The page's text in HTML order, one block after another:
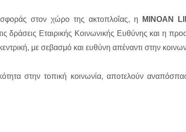
στον χώρο της ακτοπλοΐας, η MINOAN
δράσεις Εταιρικής Κοινωνικής Ευθύνης και η
με σεβασμό και ευθύνη απέναντι στην
στην τοπική κοινωνία, αποτελούν